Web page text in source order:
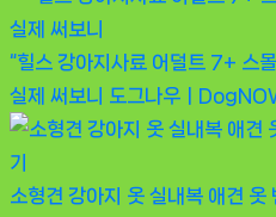
“힐스 강아지사료 어덜트 7+ 스
실제 써보니
도그나우ㅣ
소형견 강아지 옷 실내복 애견 옷